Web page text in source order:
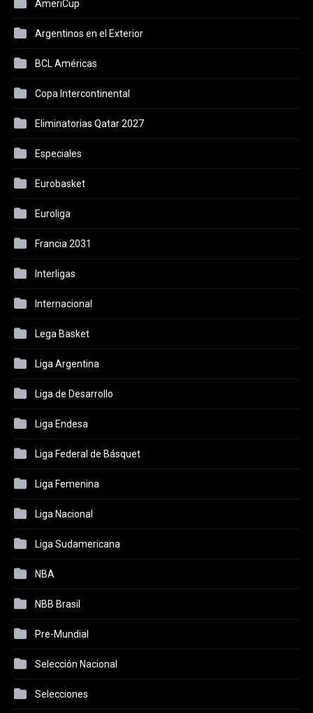
AmeriCup
Argentinos en el Exterior
BCL Américas
Copa Intercontinental
Eliminatorias Qatar 2027
Especiales
Eurobasket
Euroliga
Francia 2031
Interligas
Internacional
Lega Basket
Liga Argentina
Liga de Desarrollo
Liga Endesa
Liga Federal de Básquet
Liga Femenina
Liga Nacional
Liga Sudamericana
NBA
NBB Brasil
Pre-Mundial
Selección Nacional
Selecciones